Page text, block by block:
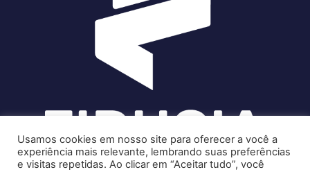
Usamos cookies em nosso site para oferecer a você a
experiência mais relevante, lembrando suas preferências
e visitas repetidas. Ao clicar em “Aceitar tudo”, você